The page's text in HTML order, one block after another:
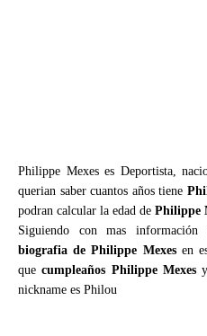
Philippe Mexes es Deportista,
querian saber cuantos años tiene
podran calcular la edad de Philippe
Siguiendo con mas información
biografia de Philippe Mexesen
quecumpleaños Philippe Mexes
nickname es Philou